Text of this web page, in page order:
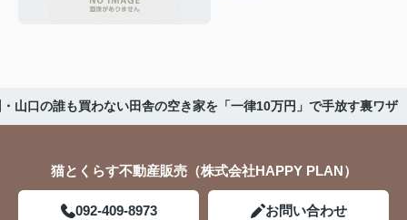
山口の誰も買わない田舎の空き家を「一律10万円」で手放す裏ワザ
猫とくらす不動産販売（株式会社HAPPY PLAN）
092-409-8973 お問い合わせ